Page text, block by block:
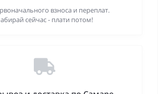
взноса и переплат.
сейчас - плати потом!